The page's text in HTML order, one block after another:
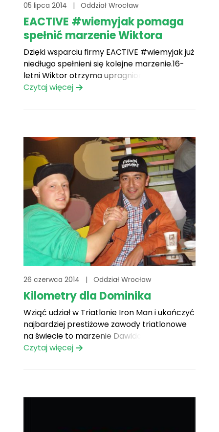
05 lipca 2014 | Oddział Wrocław
EACTIVE #wiemyjak pomaga
spełnić marzenie Wiktora
Dzięki wsparciu firmy EACTIVE #wiemyjak już
niedługo spełnieni się kolejne marzenie.16-
letni Wiktor otrzyma upragnionego laptopa,
Lenovo IBM. Jesteśmy pewni, że sprzęt
to firma, która specjalizuje się w reklamie
internetowej. Działa już od[...]
Czytaj więcej
26 czerwca 2014 | Oddział Wrocław
Kilometry dla Dominika
Wziąć udział w Triatlonie Iron Man i ukończyć
najbardziej prestiżowe zawody triatlonowe
na świecie to marzenie Dawida Sybilaka z
Wrocławia. Jedynym pełnoprawnym
tysięcy zawodników, organizowane są na
Czytaj więcej